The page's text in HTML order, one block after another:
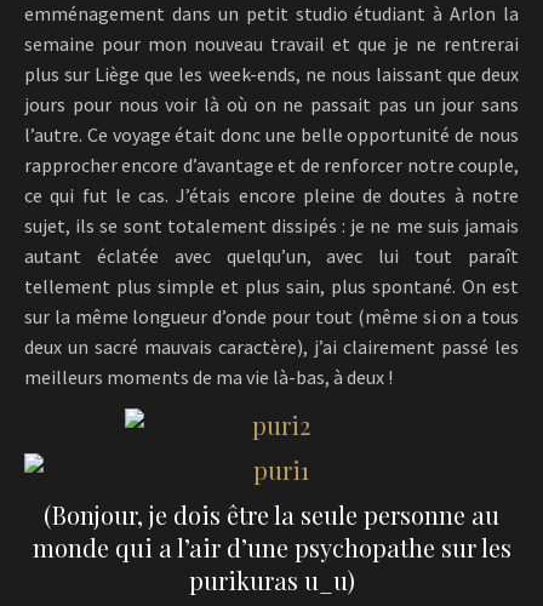
emménagement dans un petit studio étudiant à Arlon la
semaine pour mon nouveau travail et que je ne rentrerai
plus sur Liège que les week-ends, ne nous laissant que deux
jours pour nous voir là où on ne passait pas un jour sans
l’autre. Ce voyage était donc une belle opportunité de nous
rapprocher encore d’avantage et de renforcer notre couple,
ce qui fut le cas. J’étais encore pleine de doutes à notre
sujet, ils se sont totalement dissipés : je ne me suis jamais
autant éclatée avec quelqu’un, avec lui tout paraît
tellement plus simple et plus sain, plus spontané. On est
sur la même longueur d’onde pour tout (même si on a tous
deux un sacré mauvais caractère), j’ai clairement passé les
meilleurs moments de ma vie là-bas, à deux !
(Bonjour, je dois être la seule personne au
monde qui a l’air d’une psychopathe sur les
purikuras u_u)